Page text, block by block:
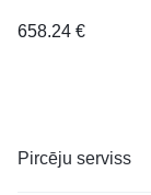
658.24 €
Pircēju serviss